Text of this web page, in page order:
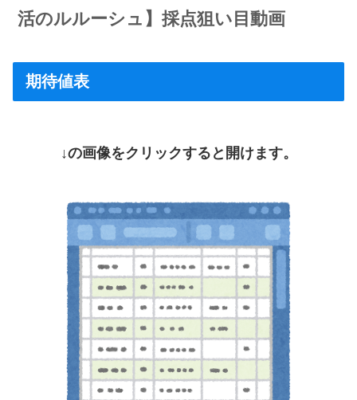
活のルルーシュ】採点狙い目動画
期待値表
↓の画像をクリックすると開けます。